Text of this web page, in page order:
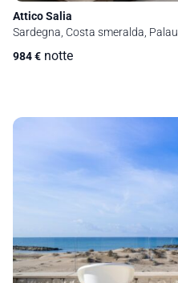
Attico Salia
Sardegna, Costa smeralda, Palau
984€ notte